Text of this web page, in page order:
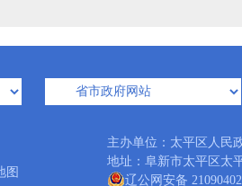
图
主办单位：太平区人
地址：阜新市太平区
辽公网安备